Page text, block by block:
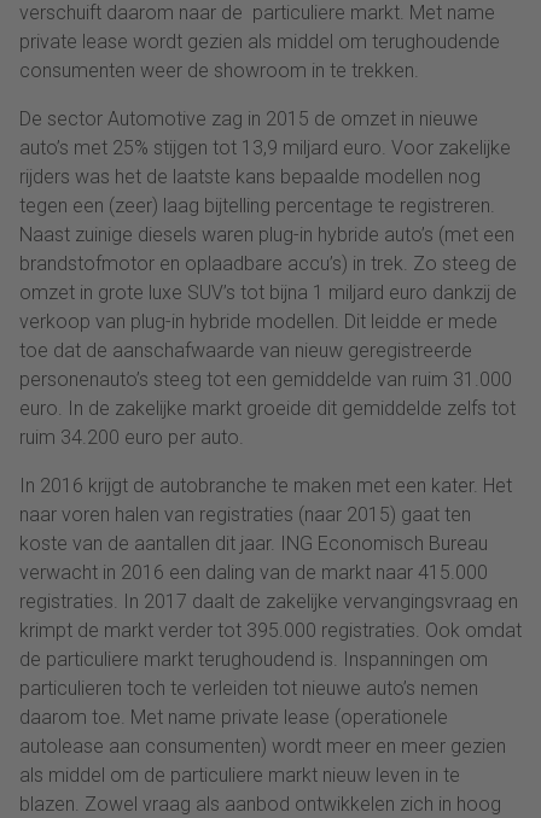
verschuift daarom naar de particuliere markt. Met name
private lease wordt gezien als middel om terughoudende
consumenten weer de showroom in te trekken.
De sector Automotive zag in 2015 de omzet in nieuwe
auto’s met 25% stijgen tot 13,9 miljard euro. Voor zakelijke
rijders was het de laatste kans bepaalde modellen nog
tegen een (zeer) laag bijtelling percentage te registreren.
Naast zuinige diesels waren plug-in hybride auto’s (met een
brandstofmotor en oplaadbare accu’s) in trek. Zo steeg de
omzet in grote luxe SUV’s tot bijna 1 miljard euro dankzij de
verkoop van plug-in hybride modellen. Dit leidde er mede
toe dat de aanschafwaarde van nieuw geregistreerde
personenauto’s steeg tot een gemiddelde van ruim 31.000
euro. In de zakelijke markt groeide dit gemiddelde zelfs tot
ruim 34.200 euro per auto.
In 2016 krijgt de autobranche te maken met een kater. Het
naar voren halen van registraties (naar 2015) gaat ten
koste van de aantallen dit jaar. ING Economisch Bureau
verwacht in 2016 een daling van de markt naar 415.000
registraties. In 2017 daalt de zakelijke vervangingsvraag en
krimpt de markt verder tot 395.000 registraties. Ook omdat
de particuliere markt terughoudend is. Inspanningen om
particulieren toch te verleiden tot nieuwe auto’s nemen
daarom toe. Met name private lease (operationele
autolease aan consumenten) wordt meer en meer gezien
als middel om de particuliere markt nieuw leven in te
blazen. Zowel vraag als aanbod ontwikkelen zich in hoog